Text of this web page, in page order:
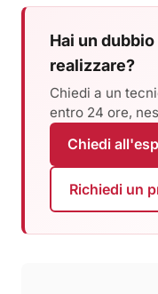
Hai un
realizzare?
Chiedi a un
entro 24 ore,
Chiedi
Richiedi un